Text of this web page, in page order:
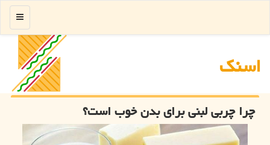
اسنك
منو
چرا چربی لبنی برای بدن خوب است؟